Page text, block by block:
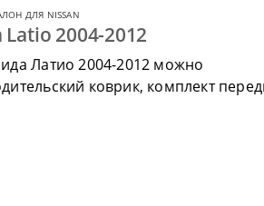
ДЛЯ NISSAN
2004-2012
Латио 2004-2012 можно
коврик, комплект